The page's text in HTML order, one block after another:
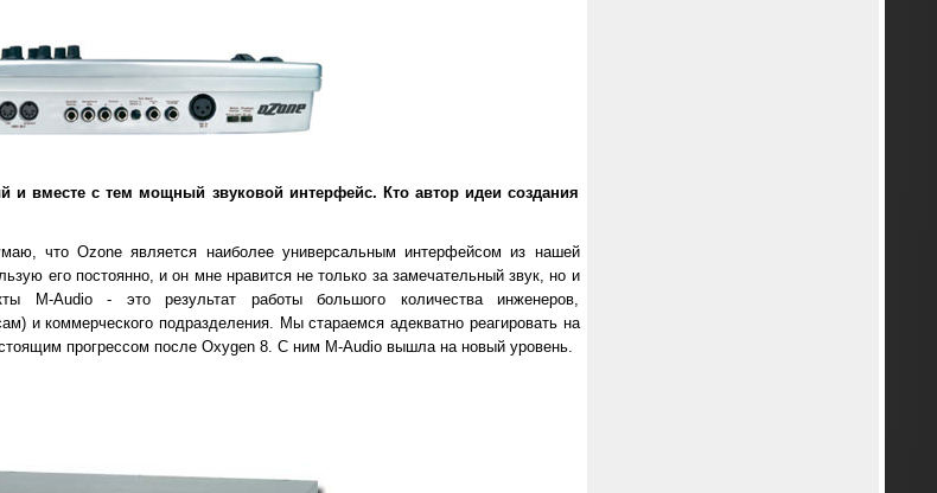
и вместе с тем мощный звуковой интерфейс. Кто автор идеи создания
что Ozone является наиболее универсальным интерфейсом из нашей
его постоянно, и он мне нравится не только за замечательный звук, но и
M-Audio - это результат работы большого количества инженеров,
и коммерческого подразделения. Мы стараемся адекватно реагировать на
прогрессом после Oxygen 8. С ним M-Audio вышла на новый уровень.